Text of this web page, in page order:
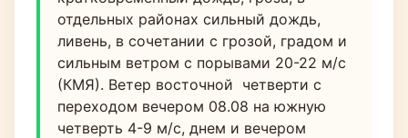
отдельных районах сильный дождь,
ливень, в сочетании с грозой, градом и
сильным ветром с порывами 20-22 м/с
(КМЯ). Ветер восточной  четверти с
переходом вечером 08.08 на южную
четверть 4-9 м/с, днем и вечером